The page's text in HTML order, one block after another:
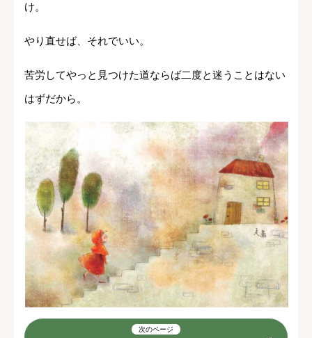
け。
やり直せば、それでいい。
苦労してやっと見つけた道ならば二度と迷うことはない
はずだから。
次のページ